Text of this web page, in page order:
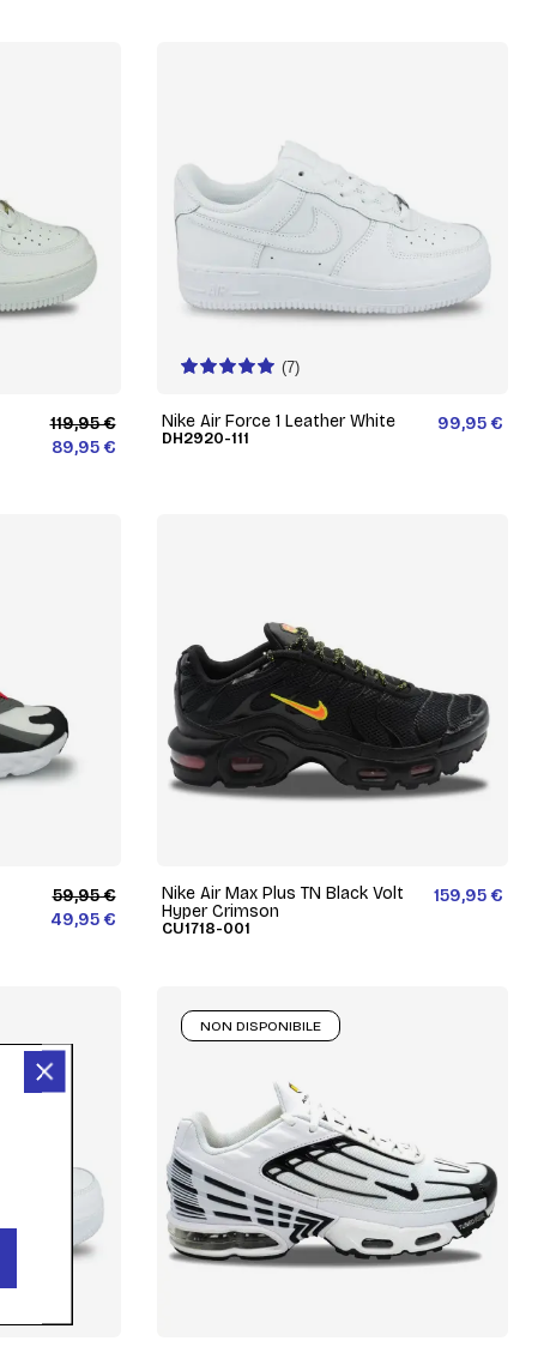
119,95 €
89,95 €
(7)
Nike Air Force 1 Leather White
DH2920-111
99,95 €
59,95 €
49,95 €
Nike Air Max Plus TN Black Volt
Hyper Crimson
CU1718-001
159,95 €
NON DISPONIBILE